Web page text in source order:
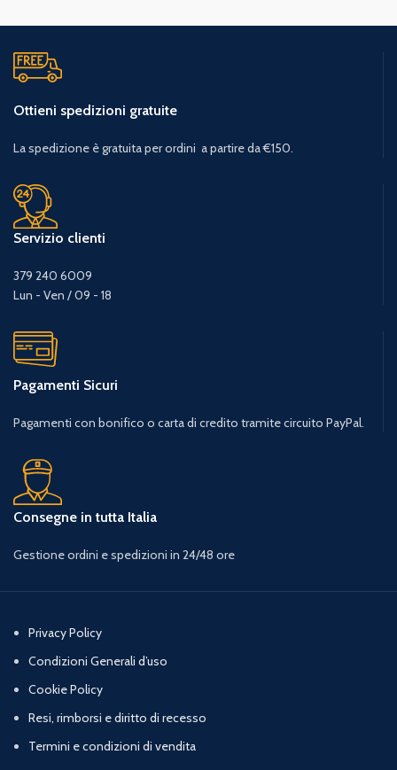
Ottieni spedizioni gratuite
La spedizione è gratuita per ordini a partire da €150.
Servizio clienti
379 240 6009
Lun - Ven / 09 - 18
Pagamenti Sicuri
Pagamenti con bonifico o carta di credito tramite circuito PayPal.
Consegne in tutta Italia
Gestione ordini e spedizioni in 24/48 ore
Privacy Policy
Condizioni Generali d’uso
Cookie Policy
Resi, rimborsi e diritto di recesso
Termini e condizioni di vendita